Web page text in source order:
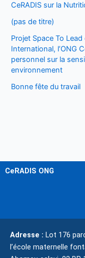
CeRADIS sur la
(pas de titre)
Projet Space To
International, l’ONG
personnel sur la
environnement
Bonne fête du travail
CeRADIS ONG
Adresse : Lot 176
l’école maternelle